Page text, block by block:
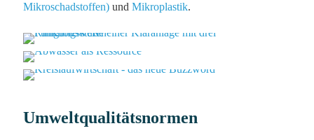
Mikroschadstoffen) und Mikroplastik.
Umweltqualitätsnormen